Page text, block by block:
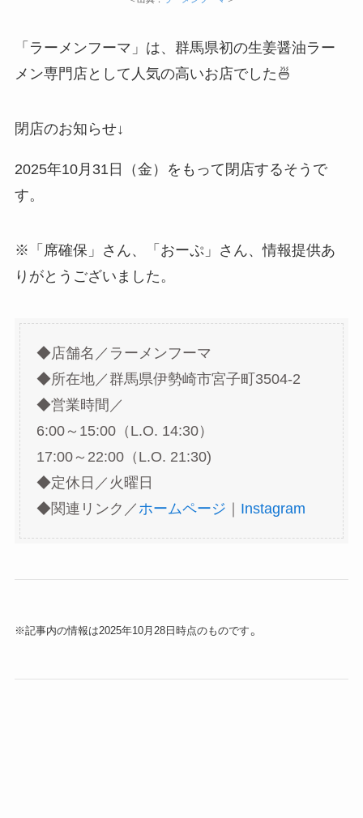
「ラーメンフーマ」は、群馬県初の生姜醤油ラー
メン専門店として人気の高いお店でした🍜
閉店のお知らせ↓
2025年10月31日（金）をもって閉店するそうで
す。
※「席確保」さん、「おーぷ」さん、情報提供あ
りがとうございました。
◆店舗名／ラーメンフーマ
◆所在地／群馬県伊勢崎市宮子町3504-2
◆営業時間／
6:00～15:00（L.O. 14:30）
17:00～22:00（L.O. 21:30)
◆定休日／火曜日
◆関連リンク／ ホームページ ｜ Instagram
※記事内の情報は2025年10月28日時点のものです。